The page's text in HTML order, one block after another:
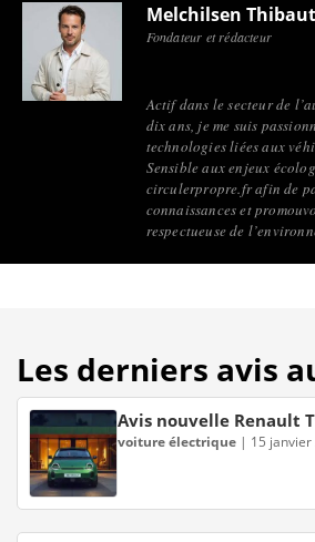
Melchilsen Thibaut
Fondateur et rédacteur
Actif dans le secteur de
dix ans, je me suis
technologies liées aux
Sensible aux enjeux
circulerpropre.fr afin de
connaissances et
respectueuse de
Les derniers avis
Avis nouvelle Renault
voiture électrique | 15